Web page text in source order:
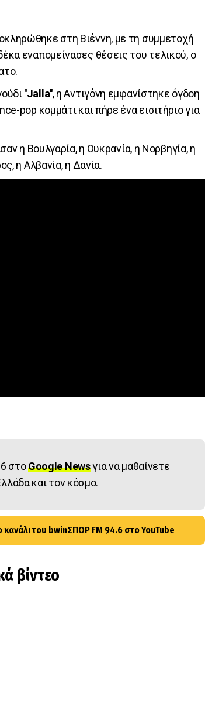
στη Βιέννη, με τη συμμετοχή
εναπομείνασες θέσεις του τελικού, ο
''Jalla'', η Αντιγόνη εμφανίστηκε όγδοη
pop κομμάτι και πήρε ένα εισιτήριο για
η Βουλγαρία, η Ουκρανία, η Νορβηγία, η
η Αλβανία, η Δανία.
στοGoogle Newsγια να μαθαίνετε
και τον κόσμο.
κανάλι του bwinΣΠΟΡ FM 94.6 στο YouTube
βίντεο